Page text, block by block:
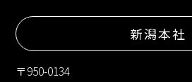
新潟本社
〒950-0134